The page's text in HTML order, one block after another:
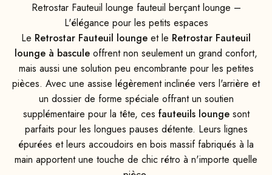
Retrostar Fauteuil lounge fauteuil berçant lounge –
L'élégance pour les petits espaces
Le Retrostar Fauteuil lounge et le Retrostar Fauteuil
lounge à bascule offrent non seulement un grand confort,
mais aussi une solution peu encombrante pour les petites
pièces. Avec une assise légèrement inclinée vers l'arrière et
un dossier de forme spéciale offrant un soutien
supplémentaire pour la tête, ces fauteuils loungesont
parfaits pour les longues pauses détente. Leurs lignes
épurées et leurs accoudoirs en bois massif fabriqués à la
main apportent une touche de chic rétro à n'importe quelle